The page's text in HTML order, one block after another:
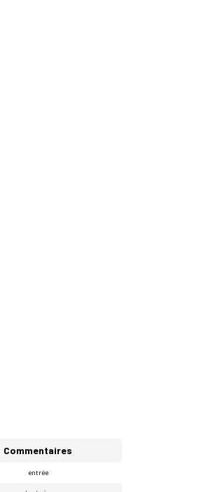
Commentaires
entrée